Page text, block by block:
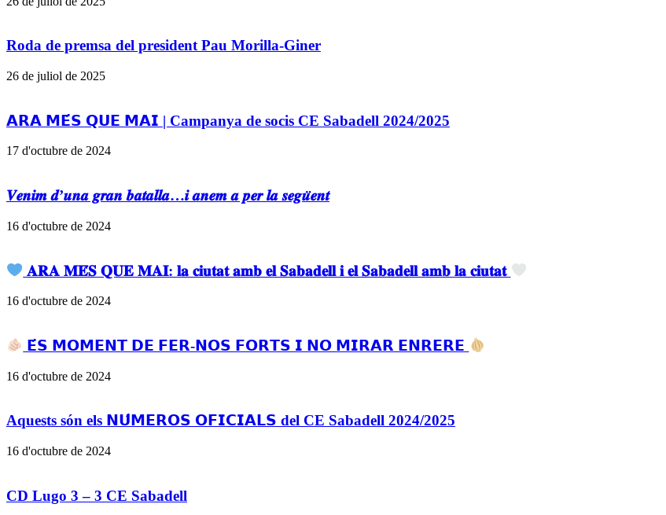
Roda de premsa del president Pau Morilla-Giner
26 de juliol de 2025
𝗔𝗥𝗔 𝗠𝗘́𝗦 𝗤𝗨𝗘 𝗠𝗔𝗜 | Campanya de socis CE Sabadell 2024/2025
17 d'octubre de 2024
𝑽𝒆𝒏𝒊𝒎 𝒅’𝒖𝒏𝒂 𝒈𝒓𝒂𝒏 𝒃𝒂𝒕𝒂𝒍𝒍𝒂…𝒊 𝒂𝒏𝒆𝒎 𝒂 𝒑𝒆𝒓 𝒍𝒂 𝒔𝒆𝒈𝒖̈𝒆𝒏𝒕
16 d'octubre de 2024
𝐀𝐑𝐀 𝐌𝐄́𝐒 𝐐𝐔𝐄 𝐌𝐀𝐈: 𝐥𝐚 𝐜𝐢𝐮𝐭𝐚𝐭 𝐚𝐦𝐛 𝐞𝐥 𝐒𝐚𝐛𝐚𝐝𝐞𝐥𝐥 𝐢 𝐞𝐥 𝐒𝐚𝐛𝐚𝐝𝐞𝐥𝐥 𝐚𝐦𝐛 𝐥𝐚 𝐜𝐢𝐮𝐭𝐚𝐭
16 d'octubre de 2024
𝗘́𝗦 𝗠𝗢𝗠𝗘𝗡𝗧 𝗗𝗘 𝗙𝗘𝗥-𝗡𝗢𝗦 𝗙𝗢𝗥𝗧𝗦 𝗜 𝗡𝗢 𝗠𝗜𝗥𝗔𝗥 𝗘𝗡𝗥𝗘𝗥𝗘
16 d'octubre de 2024
Aquests són els 𝗡𝗨́𝗠𝗘𝗥𝗢𝗦 𝗢𝗙𝗜𝗖𝗜𝗔𝗟𝗦 del CE Sabadell 2024/2025
16 d'octubre de 2024
CD Lugo 3 – 3 CE Sabadell